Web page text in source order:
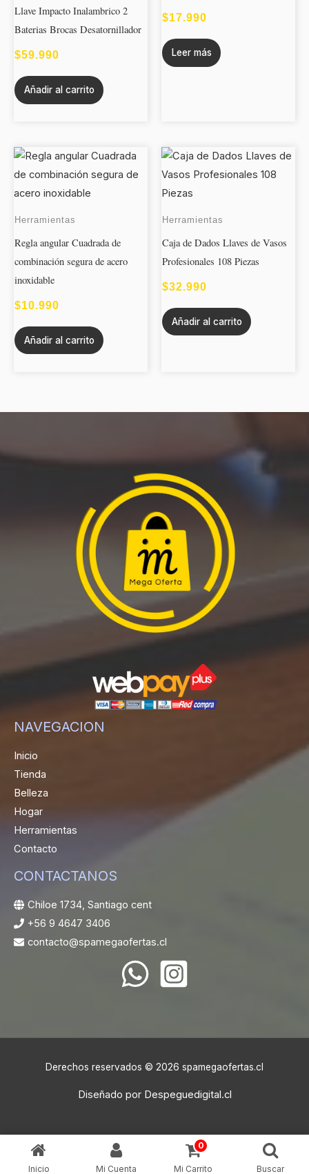
Llave Impacto Inalambrico 2
Baterias Brocas Desatornillador
$59.990
Añadir al carrito
$17.990
Leer más
Herramientas
Regla angular Cuadrada de
combinación segura de acero
inoxidable
$10.990
Añadir al carrito
Herramientas
Caja de Dados Llaves de Vasos
Profesionales 108 Piezas
$32.990
Añadir al carrito
NAVEGACION
Inicio
Tienda
Belleza
Hogar
Herramientas
Contacto
CONTACTANOS
Chiloe 1734, Santiago cent
+56 9 4647 3406
contacto@spamegaofertas.cl
Derechos reservados © 2026 spamegaofertas.cl
Diseñado por Despeguedigital.cl
Inicio Mi Cuenta
0
Mi Carrito Buscar